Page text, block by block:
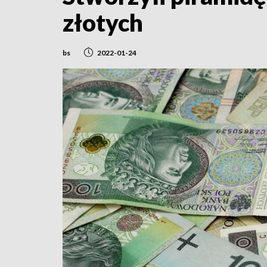
złotych
bs 2022-01-24